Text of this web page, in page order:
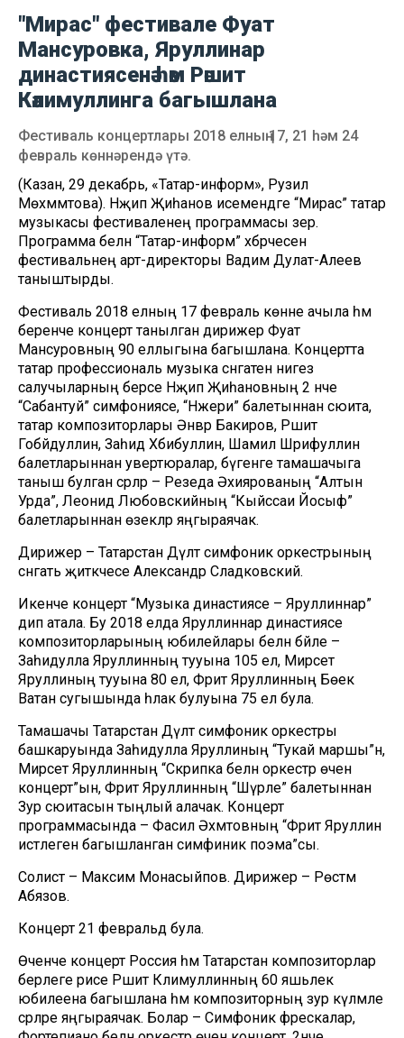
"Мирас" фестивале Фуат
Мансуровка, Яруллинар
династиясенә һәм Рәшит
Кәлимуллинга багышлана
Фестиваль концертлары 2018 елның 17, 21 һәм 24
февраль көннәрендә үтә.
(Казан, 29 декабрь, «Татар-информ», Рузилә
Мөхәммәтова). Нәҗип Җиһанов исемендәге “Мирас” татар
музыкасы фестиваленең программасы әзер.
Программа белән “Татар-информ” хәбәрчесен
фестивальнең арт-директоры Вадим Дулат-Алеев
таныштырды.
Фестиваль 2018 елның 17 февраль көнне ачыла һәм
беренче концерт танылган дирижер Фуат
Мансуровның 90 еллыгына багышлана. Концертта
татар профессиональ музыка сәнгатенә нигез
салучыларның берсе Нәҗип Җиһановның 2 нче
“Сабантуй” симфониясе, “Нжери” балетыннан сюита,
татар композиторлары Әнвәр Бакиров, Рәшит
Гобәйдуллин, Заһид Хәбибуллин, Шамил Шәрифуллин
балетларыннан увертюралар, бүгенге тамашачыга
таныш булган әсәрләр – Резеда Әхиярованың “Алтын
Урда”, Леонид Любовскийның “Кыйссаи Йосыф”
балетларыннан өзекләр яңгыраячак.
Дирижер – Татарстан Дәүләт симфоник оркестрының
сәнгать җитәкчесе Александр Сладковский.
Икенче концерт “Музыка династиясе – Яруллиннар”
дип атала. Бу 2018 елда Яруллиннар династиясе
композиторларының юбилейлары белән бәйле –
Заһидулла Яруллинның тууына 105 ел, Мирсәет
Яруллиның тууына 80 ел, Фәрит Яруллинның Бөек
Ватан сугышында һәлак булуына 75 ел була.
Тамашачы Татарстан Дәүләт симфоник оркестры
башкаруында Заһидулла Яруллиның “Тукай маршы”н,
Мирсәет Яруллинның “Скрипка белән оркестр өчен
концерт”ын, Фәрит Яруллинның “Шүрәле” балетыннан
Зур сюитасын тыңлый алачак. Концерт
программасында – Фасил Әхмәтовның “Фәрит Яруллин
истәлегенә багышланган симфиник поэма”сы.
Солист – Максим Монасыйпов. Дирижер – Рөстәм
Абязов.
Концерт 21 февральдә була.
Өченче концерт Россия һәм Татарстан композиторлар
берлеге рәисе Рәшит Кәлимуллинның 60 яшьлек
юбилеена багышлана һәм композиторның зур күләмле
әсәрләре яңгыраячак. Болар – Симфоник фрескалар,